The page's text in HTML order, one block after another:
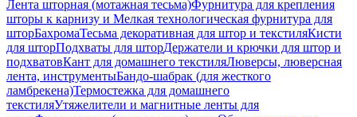
Лента шторная (мотажная тесьма)Фурнитура для крепления
шторы к карнизу и Мелкая технологическая фурнитура для
шторБахромаТесьма декоративная для штор и текстиляКисти
для шторПодхваты для шторДержатели и крючки для штор и
подхватовКант для домашнего текстиляЛюверсы, люверсная
лента, инструментыБандо-шабрак (для жесткого
ламбрекена)Термостежка для домашнего
текстиляУтяжелители и магнитные ленты для